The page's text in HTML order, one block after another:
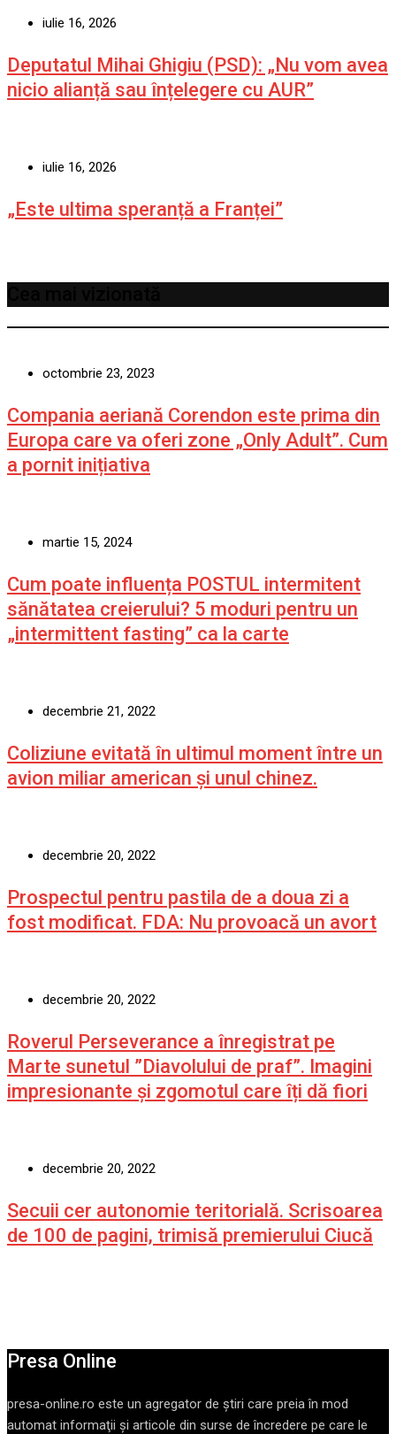
iulie 16, 2026
Deputatul Mihai Ghigiu (PSD): „Nu vom avea
nicio alianță sau înțelegere cu AUR”
iulie 16, 2026
„Este ultima speranță a Franței”
octombrie 23, 2023
Compania aeriană Corendon este prima din
Europa care va oferi zone „Only Adult”. Cum
a pornit inițiativa
martie 15, 2024
Cum poate influența POSTUL intermitent
sănătatea creierului? 5 moduri pentru un
„intermittent fasting” ca la carte
decembrie 21, 2022
Coliziune evitată în ultimul moment între un
avion miliar american şi unul chinez.
decembrie 20, 2022
Prospectul pentru pastila de a doua zi a
fost modificat. FDA: Nu provoacă un avort
decembrie 20, 2022
Roverul Perseverance a înregistrat pe
Marte sunetul ”Diavolului de praf”. Imagini
impresionante și zgomotul care îți dă fiori
decembrie 20, 2022
Secuii cer autonomie teritorială. Scrisoarea
de 100 de pagini, trimisă premierului Ciucă
Presa Online
presa-online.ro este un agregator de ştiri care preia în mod
automat informaţii şi articole din surse de încredere pe care le